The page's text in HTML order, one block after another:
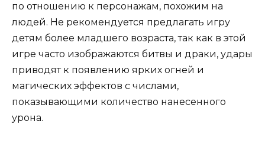
по отношению к персонажам, похожим на
людей. Не рекомендуется предлагать игру
детям более младшего возраста, так как в этой
игре часто изображаются битвы и драки, удары
приводят к появлению ярких огней и
магических эффектов с числами,
показывающими количество нанесенного
урона.